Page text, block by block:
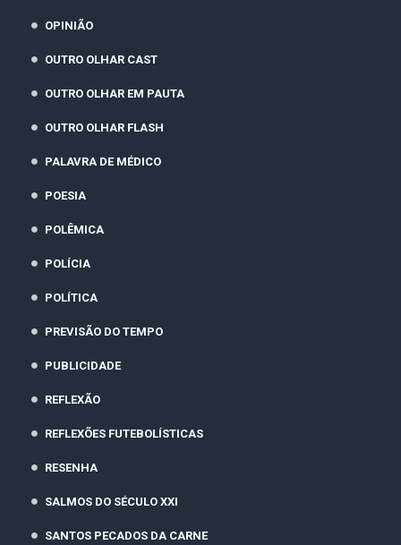
OPINIÃO
OUTRO OLHAR CAST
OUTRO OLHAR EM PAUTA
OUTRO OLHAR FLASH
PALAVRA DE MÉDICO
POESIA
POLÊMICA
POLÍCIA
POLÍTICA
PREVISÃO DO TEMPO
PUBLICIDADE
REFLEXÃO
REFLEXÕES FUTEBOLÍSTICAS
RESENHA
SALMOS DO SÉCULO XXI
SANTOS PECADOS DA CARNE